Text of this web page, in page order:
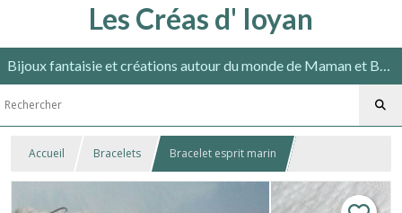
Les Créas d' Ioyan
Bijoux fantaisie et créations autour du monde de Maman et Bébé répondant aux normes en vigueur.
Accueil Bracelets Bracelet esprit marin